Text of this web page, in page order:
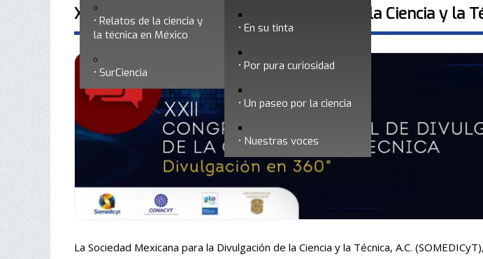
En su tinta
Por pura curiosidad
Un paseo por la ciencia
Nuestras voces
Relatos de la ciencia y
la técnica en México
SurCiencia
XXII Congreso Nacional de Divulgación de la Ciencia y la
La Sociedad Mexicana para la Divulgación de la Ciencia y la Técnica, A.C.